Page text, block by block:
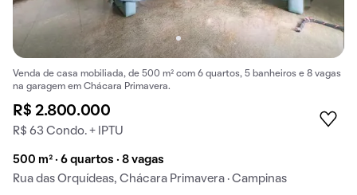
Venda de casa mobiliada, de 500 m² com 6 quartos, 5 banheiros e 8 vagas
na garagem em Chácara Primavera.
R$ 2.800.000
R$ 63 Condo. + IPTU
500 m² · 6 quartos · 8 vagas
Rua das Orquídeas, Chácara Primavera · Campinas